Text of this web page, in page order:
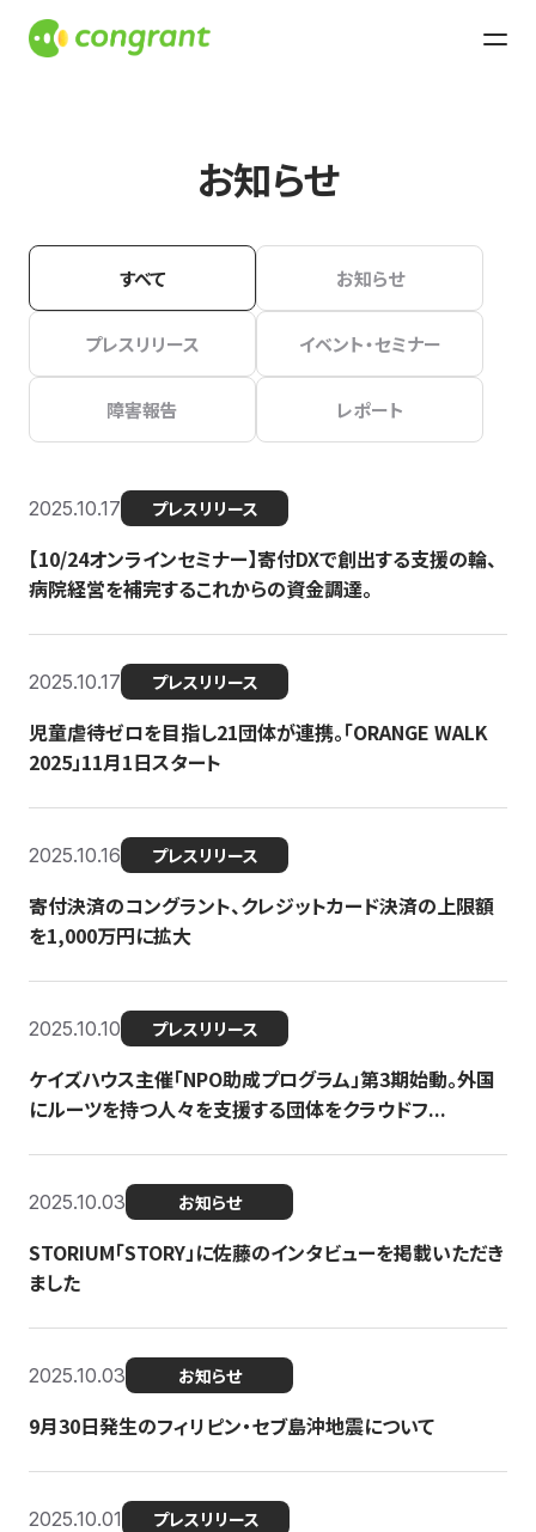
お知らせ
すべて お知らせ
プレスリリース イベント・セミナー
障害報告 レポート
2025.10.17 プレスリリース
【10/24オンラインセミナー】寄付DXで創出する支援の輪、
病院経営を補完するこれからの資金調達。
2025.10.17 プレスリリース
児童虐待ゼロを目指し21団体が連携。「ORANGE WALK
2025」11月1日スタート
2025.10.16 プレスリリース
寄付決済のコングラント、クレジットカード決済の上限額
を1,000万円に拡大
2025.10.10 プレスリリース
ケイズハウス主催「NPO助成プログラム」第3期始動。外国
にルーツを持つ人々を支援する団体をクラウドフ...
2025.10.03 お知らせ
STORIUM「STORY」に佐藤のインタビューを掲載いただき
ました
2025.10.03 お知らせ
9月30日発生のフィリピン・セブ島沖地震について
2025.10.01 プレスリリース